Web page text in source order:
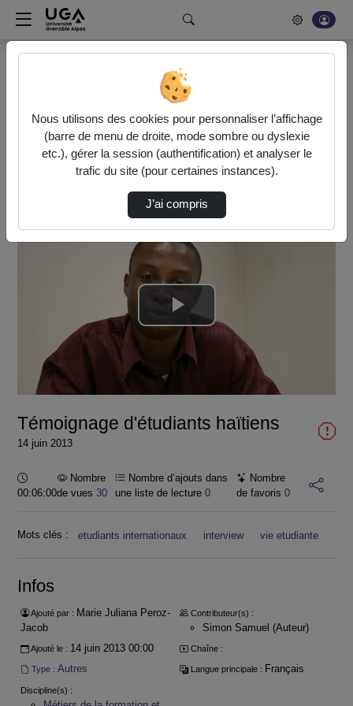
Rechercher un média sur POD
Bonjour, votre serveur vidéo a été mis à jour. Nous sommes
en train de finaliser son optimisation. L'encodage de vos
vidéos fonctionne (ne pas tenir compte du message d'erreur
actuel à la fin de votre encodage).
Témoignage d'étudiants haïtiens
Lire
la
vidéo
Témoignage d'étudiants haïtiens
14 juin 2013
Durée :
00:06:00
Nombre
de vues 30
Nombre d’ajouts dans
une liste de lecture0
Nombre
de favoris 0
Mots clés : etudiants internationaux interview vie etudiante
Infos
Ajouté par : Marie Juliana Peroz-
Jacob
Contributeur(s) :
Simon Samuel (Auteur)
Ajouté le : 14 juin 2013 00:00 Chaîne :
Type : Autres Langue principale : Français
Discipline(s) :
Nous utilisons des cookies pour personnaliser l’affichage
(barre de menu de droite, mode sombre ou dyslexie
etc.), gérer la session (authentification) et analyser le
trafic du site (pour certaines instances).
J’ai compris